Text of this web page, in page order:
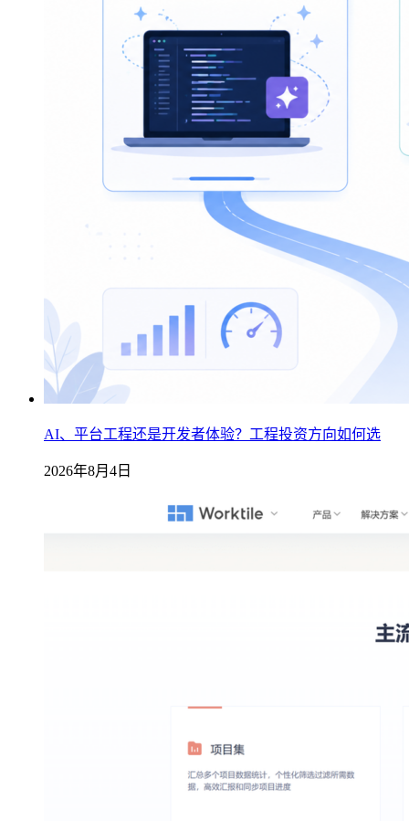
AI、平台工程还是开发者体验？工程投资方向如何选
2026年8月4日